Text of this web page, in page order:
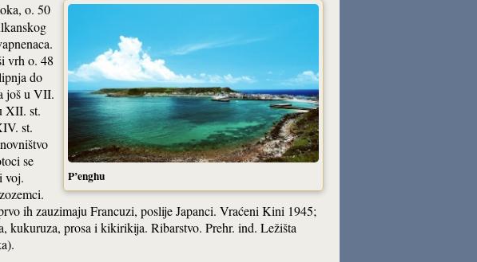
P’enghu
o. 50
vrh o. 48
do
još u VII.
XII. st.
st.
se
voj.
ih zauzimaju Francuzi, poslije Japanci. Vraćeni Kini 1945;
kukuruza, prosa i kikirikija. Ribarstvo. Prehr. ind. Ležišta